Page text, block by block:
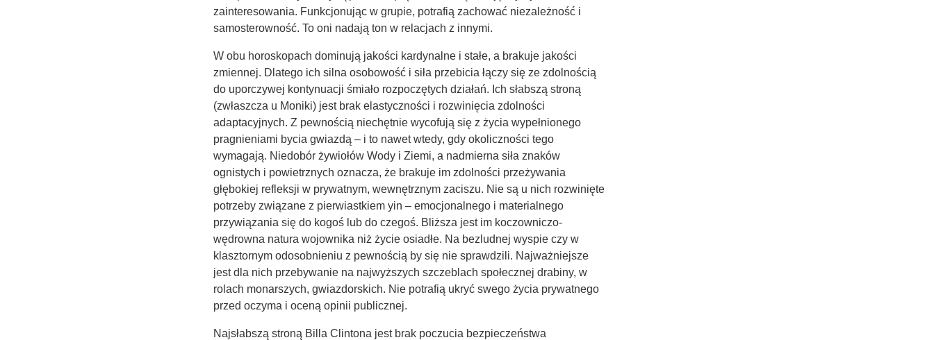
zainteresowania. Funkcjonując w grupie, potrafią zachować niezależność i
samosterowność. To oni nadają ton w relacjach z innymi.
W obu horoskopach dominują jakości kardynalne i stałe, a brakuje jakości
zmiennej. Dlatego ich silna osobowość i siła przebicia łączy się ze zdolnością
do uporczywej kontynuacji śmiało rozpoczętych działań. Ich słabszą stroną
(zwłaszcza u Moniki) jest brak elastyczności i rozwinięcia zdolności
adaptacyjnych. Z pewnością niechętnie wycofują się z życia wypełnionego
pragnieniami bycia gwiazdą – i to nawet wtedy, gdy okoliczności tego
wymagają. Niedobór żywiołów Wody i Ziemi, a nadmierna siła znaków
ognistych i powietrznych oznacza, że brakuje im zdolności przeżywania
głębokiej refleksji w prywatnym, wewnętrznym zaciszu. Nie są u nich rozwinięte
potrzeby związane z pierwiastkiem yin – emocjonalnego i materialnego
przywiązania się do kogoś lub do czegoś. Bliższa jest im koczowniczo-
wędrowna natura wojownika niż życie osiadłe. Na bezludnej wyspie czy w
klasztornym odosobnieniu z pewnością by się nie sprawdzili. Najważniejsze
jest dla nich przebywanie na najwyższych szczeblach społecznej drabiny, w
rolach monarszych, gwiazdorskich. Nie potrafią ukryć swego życia prywatnego
przed oczyma i oceną opinii publicznej.
Najsłabszą stroną Billa Clintona jest brak poczucia bezpieczeństwa